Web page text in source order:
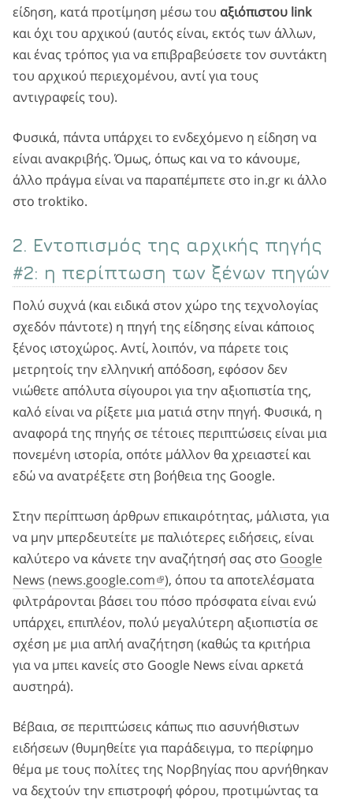
είδηση, κατά προτίμηση μέσω του αξιόπιστου link
και όχι του αρχικού (αυτός είναι, εκτός των άλλων,
και ένας τρόπος για να επιβραβεύσετε τον συντάκτη
του αρχικού περιεχομένου, αντί για τους
αντιγραφείς του).
Φυσικά, πάντα υπάρχει το ενδεχόμενο η είδηση να
είναι ανακριβής. Όμως, όπως και να το κάνουμε,
άλλο πράγμα είναι να παραπέμπετε στο in.gr κι άλλο
στο troktiko.
2. Εντοπισμός της αρχικής πηγής
#2: η περίπτωση των ξένων πηγών
Πολύ συχνά (και ειδικά στον χώρο της τεχνολογίας
σχεδόν πάντοτε) η πηγή της είδησης είναι κάποιος
ξένος ιστοχώρος. Αντί, λοιπόν, να πάρετε τοις
μετρητοίς την ελληνική απόδοση, εφόσον δεν
νιώθετε απόλυτα σίγουροι για την αξιοπιστία της,
καλό είναι να ρίξετε μια ματιά στην πηγή. Φυσικά, η
αναφορά της πηγής σε τέτοιες περιπτώσεις είναι μια
πονεμένη ιστορία, οπότε μάλλον θα χρειαστεί και
εδώ να ανατρέξετε στη βοήθεια της Google.
Στην περίπτωση άρθρων επικαιρότητας, μάλιστα, για
να μην μπερδευτείτε με παλιότερες ειδήσεις, είναι
καλύτερο να κάνετε την αναζήτησή σας στο Google
News (news.google.com ), όπου τα αποτελέσματα
φιλτράρονται βάσει του πόσο πρόσφατα είναι ενώ
υπάρχει, επιπλέον, πολύ μεγαλύτερη αξιοπιστία σε
σχέση με μια απλή αναζήτηση (καθώς τα κριτήρια
για να μπει κανείς στο Google News είναι αρκετά
αυστηρά).
Βέβαια, σε περιπτώσεις κάπως πιο ασυνήθιστων
ειδήσεων (θυμηθείτε για παράδειγμα, το περίφημο
θέμα με τους πολίτες της Νορβηγίας που αρνήθηκαν
να δεχτούν την επιστροφή φόρου, προτιμώντας τα